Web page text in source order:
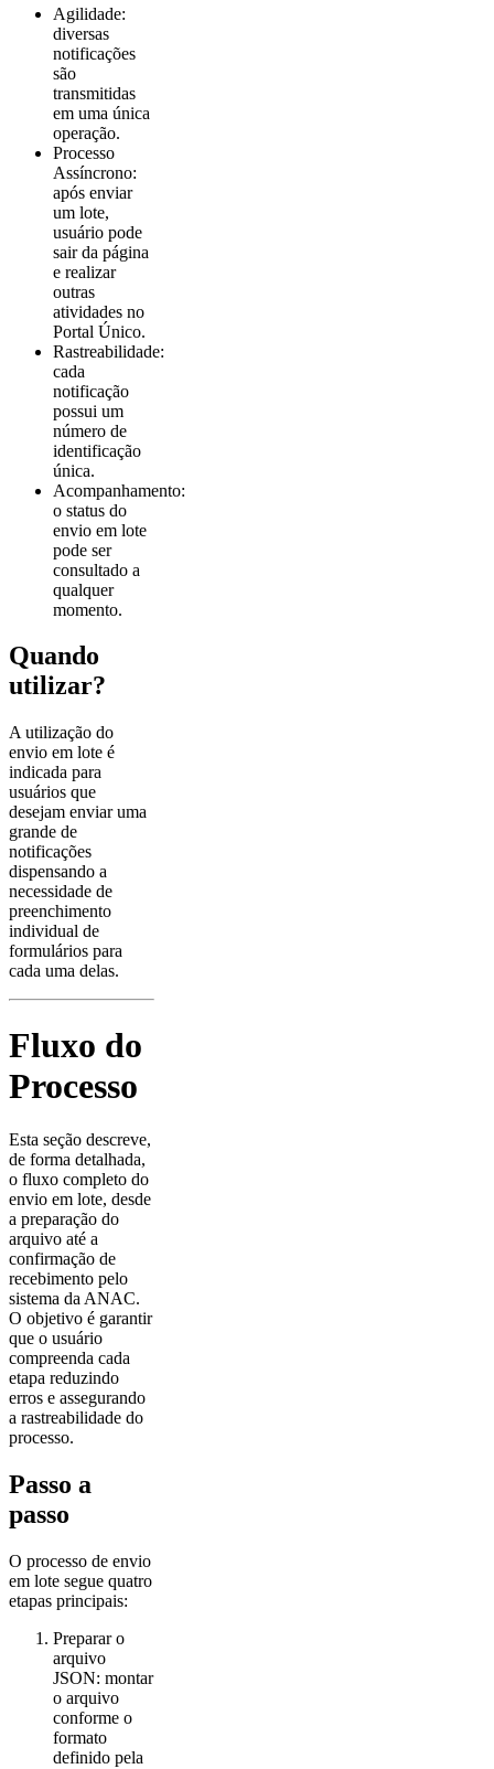
Agilidade:
diversas
notificações
são
transmitidas
em uma única
operação.
Processo
Assíncrono:
após enviar
um lote,
usuário pode
sair da página
e realizar
outras
atividades no
Portal Único.
Rastreabilidade:
cada
notificação
possui um
número de
identificação
única.
Acompanhamento:
o status do
envio em lote
pode ser
consultado a
qualquer
momento.
Quando
utilizar?
A utilização do
envio em lote é
indicada para
usuários que
desejam enviar uma
grande de
notificações
dispensando a
necessidade de
preenchimento
individual de
formulários para
cada uma delas.
Fluxo do
Processo
Esta seção descreve,
de forma detalhada,
o fluxo completo do
envio em lote, desde
a preparação do
arquivo até a
confirmação de
recebimento pelo
sistema da ANAC.
O objetivo é garantir
que o usuário
compreenda cada
etapa reduzindo
erros e assegurando
a rastreabilidade do
processo.
Passo a
passo
O processo de envio
em lote segue quatro
etapas principais:
Preparar o
arquivo
JSON: montar
o arquivo
conforme o
formato
definido pela